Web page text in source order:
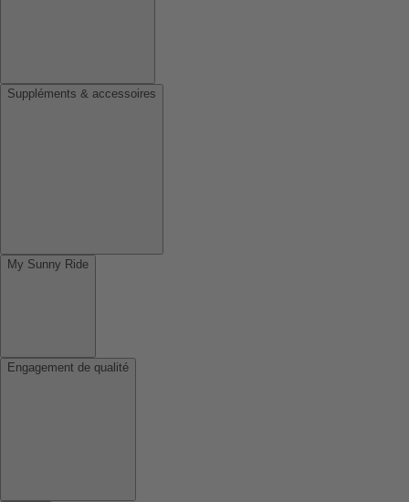
Suppléments & accessoires
My Sunny Ride
Engagement de qualité